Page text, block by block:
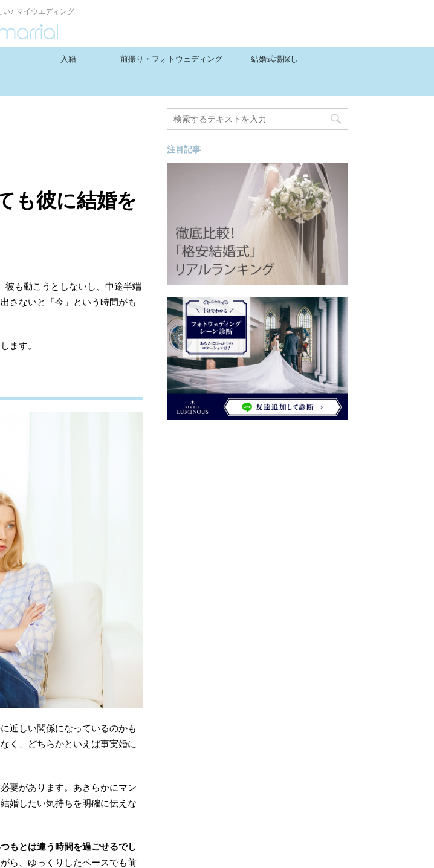
い♪ マイウエディング
入籍 前撮り・フォトウェディング 結婚式場探し
も彼に結婚を
彼も動こうとしないし、中途半端
さないと「今」という時間がも
ます。
近しい関係になっているのかも
く、どちらかといえば事実婚に
要があります。あきらかにマン
婚したい気持ちを明確に伝えな
もとは違う時間を過ごせるでし
ら、ゆっくりしたペースでも前
注目記事